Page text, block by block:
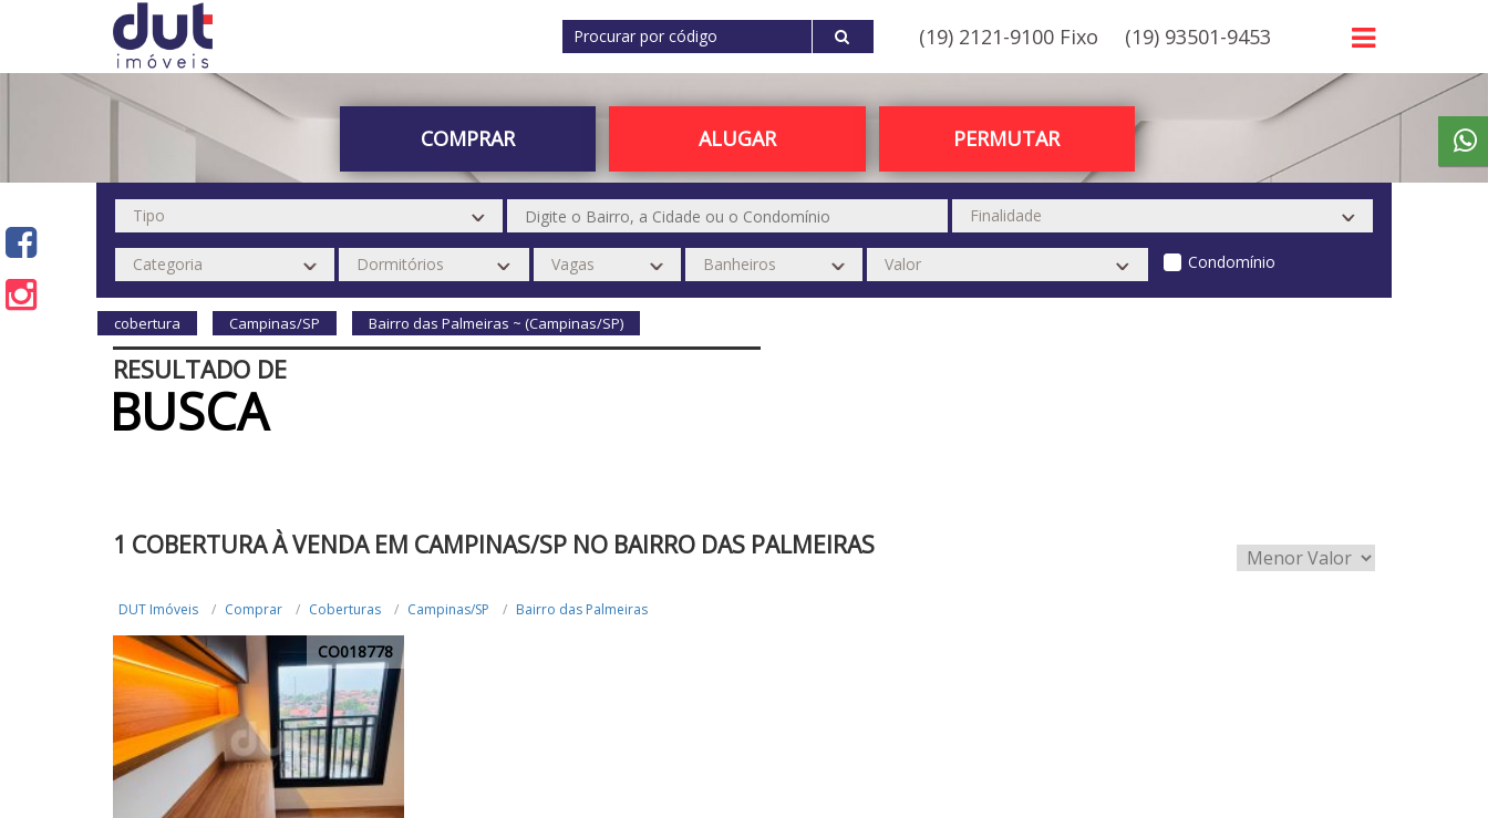
(19) 2121-9100 Fixo (19) 93501-9453
COMPRAR ALUGAR PERMUTAR
Condomínio
cobertura Campinas/SP Bairro das Palmeiras ~ (Campinas/SP)
RESULTADO DE
BUSCA
1 COBERTURA À VENDA EM CAMPINAS/SP NO BAIRRO DAS PALMEIRAS
DUT Imóveis Comprar Coberturas Campinas/SP Bairro das Palmeiras
CO018778